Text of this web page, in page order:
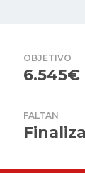
OBJETIVO
6.545€
FALTAN